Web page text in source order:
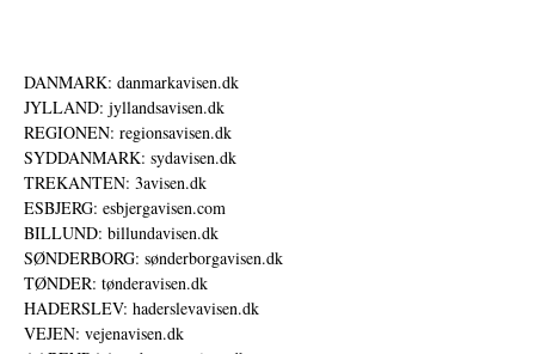
DANMARK: danmarkavisen.dk
JYLLAND: jyllandsavisen.dk
REGIONEN: regionsavisen.dk
SYDDANMARK: sydavisen.dk
TREKANTEN: 3avisen.dk
ESBJERG: esbjergavisen.com
BILLUND: billundavisen.dk
SØNDERBORG: sønderborgavisen.dk
TØNDER: tønderavisen.dk
HADERSLEV: haderslevavisen.dk
VEJEN: vejenavisen.dk